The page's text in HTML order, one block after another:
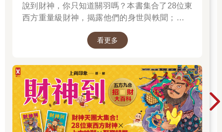
說到財神，你只知道關羽嗎？本書集合了28位東
西方重量級財神，揭露他們的身世與軼聞；也介
慧與正能量；從神話、文學、歷史到民間信仰，
看更多